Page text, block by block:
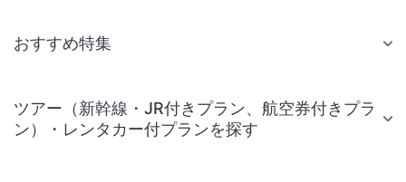
おすすめ特集
ツアー（新幹線・JR付きプラン、航空券付きプラ
ン）・レンタカー付プランを探す